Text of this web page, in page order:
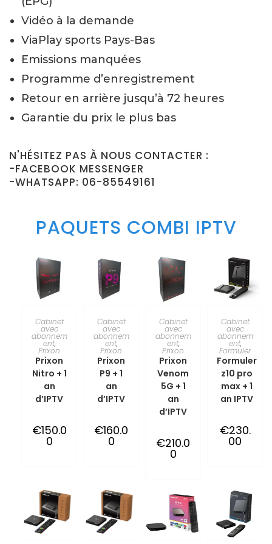
Vidéo à la demande
ViaPlay sports Pays-Bas
Emissions manquées
Programme d’enregistrement
Retour en arrière jusqu’à 72 heures
Garantie du prix le plus bas
N'HÉSITEZ PAS À NOUS CONTACTER :
-FACEBOOK MESSENGER
-WHATSAPP: 06-85549161
PAQUETS COMBI IPTV
TOEVOEGEN
AAN
WINKELWAG
EN
Cabinet
avec
abonnem
ent,
Prixon
Prixon
Nitro + 1
an
d’IPTV
€150.0
0
TOEVOEGEN
AAN
WINKELWAG
EN
Cabinet
avec
abonnem
ent,
Prixon
Prixon
P9 + 1
an
d’IPTV
€160.0
0
TOEVOEGEN
AAN
WINKELWAG
EN
Cabinet
avec
abonnem
ent,
Prixon
Prixon
Venom
5G + 1
an
d’IPTV
€210.0
0
TOEVOEGEN
AAN
WINKELWAG
EN
Cabinet
avec
abonnem
ent,
Formuler
Formuler
z10 pro
max + 1
an IPTV
€230.
00